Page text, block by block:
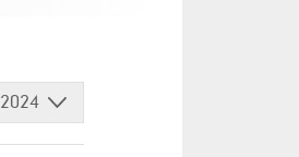
2024